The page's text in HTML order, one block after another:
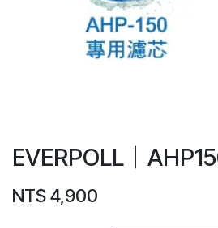
EVERPOLL｜
NT$4,900